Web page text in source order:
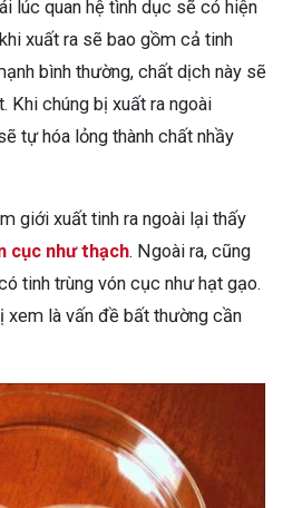
lúc quan hệ tình dục sẽ có hiện
xuất ra sẽ bao gồm cả tinh
bình thường, chất dịch này sẽ
Khi chúng bị xuất ra ngoài
tự hóa lỏng thành chất nhầy
giới xuất tinh ra ngoài lại thấy
cục như thạch. Ngoài ra, cũng
tinh trùng vón cục như hạt gạo.
xem là vấn đề bất thường cần